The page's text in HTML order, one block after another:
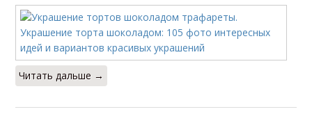
Читать дальше →